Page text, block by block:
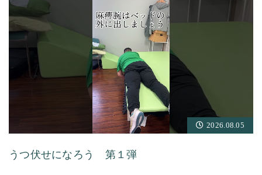
2026.08.05
うつ伏せになろう 第１弾